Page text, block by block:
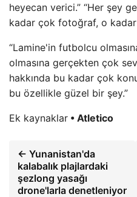
heyecan verici.” “Her şey
kadar çok fotoğraf, o
“Lamine'in futbolcu
olmasına gerçekten çok
hakkında bu kadar çok
bu özellikle güzel bir şey.”
Ek kaynaklar • Atletico
← Yunanistan'da
kalabalık plajlardaki
şezlong yasağı
drone'larla denetleniyor